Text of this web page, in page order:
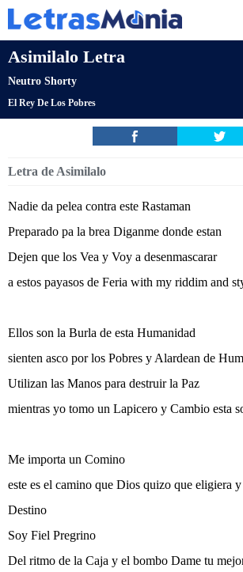
Asimilalo Letra
Neutro Shorty
El Rey De Los Pobres
Letra de Asimilalo
Nadie da pelea contra este Rastaman
Preparado pa la brea Diganme donde estan
Dejen que los Vea y Voy a desenmascarar
a estos payasos de Feria with my riddim and
Ellos son la Burla de esta Humanidad
sienten asco por los Pobres y Alardean de
Utilizan las Manos para destruir la Paz
mientras yo tomo un Lapicero y Cambio esta
Me importa un Comino
este es el camino que Dios quizo que eligiera
Destino
Soy Fiel Pregrino
Del ritmo de la Caja y el bombo Dame tu